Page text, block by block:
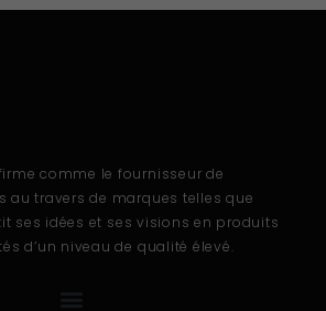
comme le fournisseur de
au travers de marques telles que
ses idées et ses visions en produits
d’un niveau de qualité élevé.